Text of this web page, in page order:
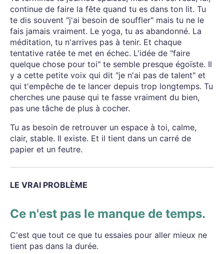
continue de faire la fête quand tu es dans ton lit. Tu
te dis souvent "j'ai besoin de souffler" mais tu ne le
fais jamais vraiment. Le yoga, tu as abandonné. La
méditation, tu n'arrives pas à tenir. Et chaque
tentative ratée te met en échec. L'idée de "faire
quelque chose pour toi" te semble presque égoïste. Il
y a cette petite voix qui dit "je n'ai pas de talent" et
qui t'empêche de te lancer depuis trop longtemps. Tu
cherches une pause qui te fasse vraiment du bien,
pas une tâche de plus à cocher.
Tu as besoin de retrouver un espace à toi, calme,
clair, stable. Il existe. Et il tient dans un carré de
papier et un feutre.
LE VRAI PROBLÈME
Ce n'est pas le manque de temps.
C'est que tout ce que tu essaies pour aller mieux ne
tient pas dans la durée.